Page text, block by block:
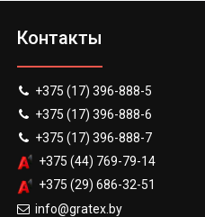
Контакты
+375 (17) 396-888-5
+375 (17) 396-888-6
+375 (17) 396-888-7
+375 (44) 769-79-14
+375 (29) 686-32-51
info@gratex.by